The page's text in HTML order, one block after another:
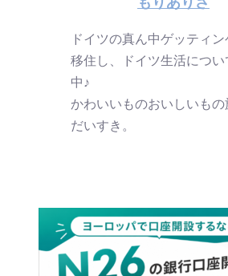
ドイツの真ん中ゲッティ
移住し、ドイツ生活につい
中♪
かわいいものおいしいもの
だいすき。